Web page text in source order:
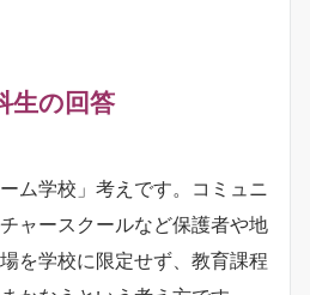
生の回答
ム学校」考えです。コミュニ
ャースクールなど保護者や地
を学校に限定せず、教育課程